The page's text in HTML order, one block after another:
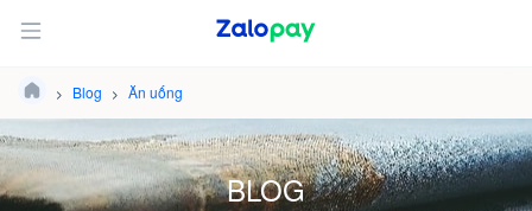
Blog Ăn uống
BLOG